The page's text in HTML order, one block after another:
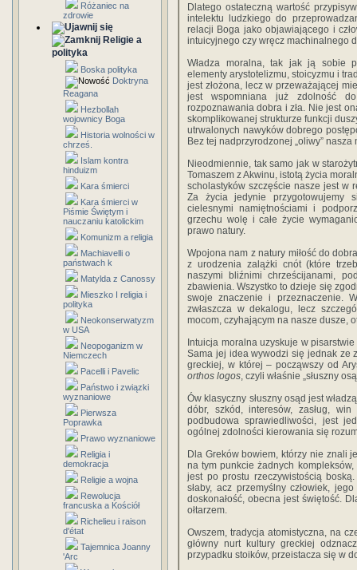
Różaniec na
zdrowie
Religie a
polityka
Boska polityka
Doktryna
Reagana
Hezbollah
wojownicy Boga
Historia wolności w
chrześ.
Islam kontra
hinduizm
Kara śmierci
Kara śmierci w
Piśmie Świętym i
nauczaniu katolickim
Komunizm a religia
Machiavelli o
państwach k
Matylda z Canossy
Mieszko I religia i
polityka
Neokonserwatyzm
w USA
Neopoganizm w
Niemczech
Pacelli i Pavelic
Państwo i związki
wyznaniowe
Pierwsza
Poprawka
Prawo wyznaniowe
Religia i
demokracja
Religie a wojna
Rewolucja
francuska a Kościół
Richelieu i raison
d'état
Tajemnica Joanny
'Arc
Dlatego ostateczną wartość
intelektu ludzkiego do
relacji Boga jako objawiającego i
intuicyjnego czy wręcz machinalnego
Władza moralna, tak jak ją sobie
elementy arystotelizmu, stoicyzmu i
jest złożona, lecz w przeważającej
jest wspomniana już zdolność do
rozpoznawania dobra i zła. Nie jest
skomplikowanej strukturze funkcji
utrwalonych nawyków dobrego
Bez tej nadprzyrodzonej „oliwy”
Nieodmiennie, tak samo jak w
Tomaszem z Akwinu, istotą życia
scholastyków szczęście nasze jest w
Za życia jedynie przygotowujemy
cielesnymi namiętnościami i
grzechu wolę i całe życie
prawo natury.
Wpojona nam z natury miłość do
z urodzenia zalążki cnót (które
naszymi bliźnimi chrześcijanami,
zbawienia. Wszystko to dzieje się
swoje znaczenie i przeznaczenie.
zwłaszcza w dekalogu, lecz
mocom, czyhającym na nasze dusze,
Intuicja moralna uzyskuje w
Sama jej idea wywodzi się jednak ze
greckiej, w której – począwszy od
orthos logos, czyli właśnie „słuszny
Ów klasyczny słuszny osąd jest
dóbr, szkód, interesów, zasług,
podbudowa sprawiedliwości, jest
ogólnej zdolności kierowania się
Dla Greków bowiem, którzy nie znali
na tym punkcie żadnych
jest po prostu rzeczywistością
słaby, acz przemyślny człowiek,
doskonałość, obecna jest świętość.
ołtarzem.
Owszem, tradycja atomistyczna, na
główny nurt kultury greckiej
przypadku stoików, przeistacza się w